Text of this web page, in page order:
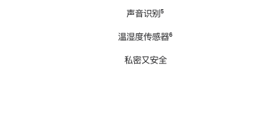
声音识别脚
⁵
温湿度传感器脚
⁶
私密又安全